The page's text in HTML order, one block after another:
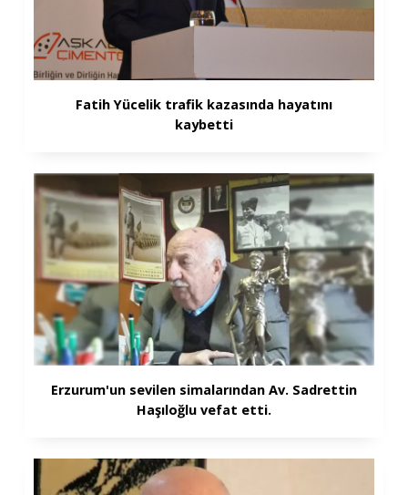
Fatih Yücelik trafik kazasında hayatını
kaybetti
Erzurum'un sevilen simalarından Av. Sadrettin
Haşıloğlu vefat etti.